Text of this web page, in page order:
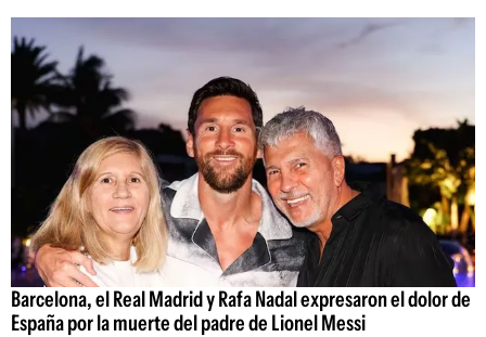
Barcelona, el Real Madrid y Rafa Nadal expresaron el dolor de
España por la muerte del padre de Lionel Messi